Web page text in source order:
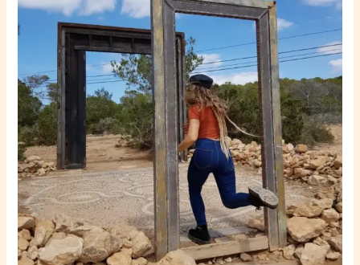
Se
Abren
Puertas:
La
Magia
de
Vivir
en
Sintonía
con
el
Mundo